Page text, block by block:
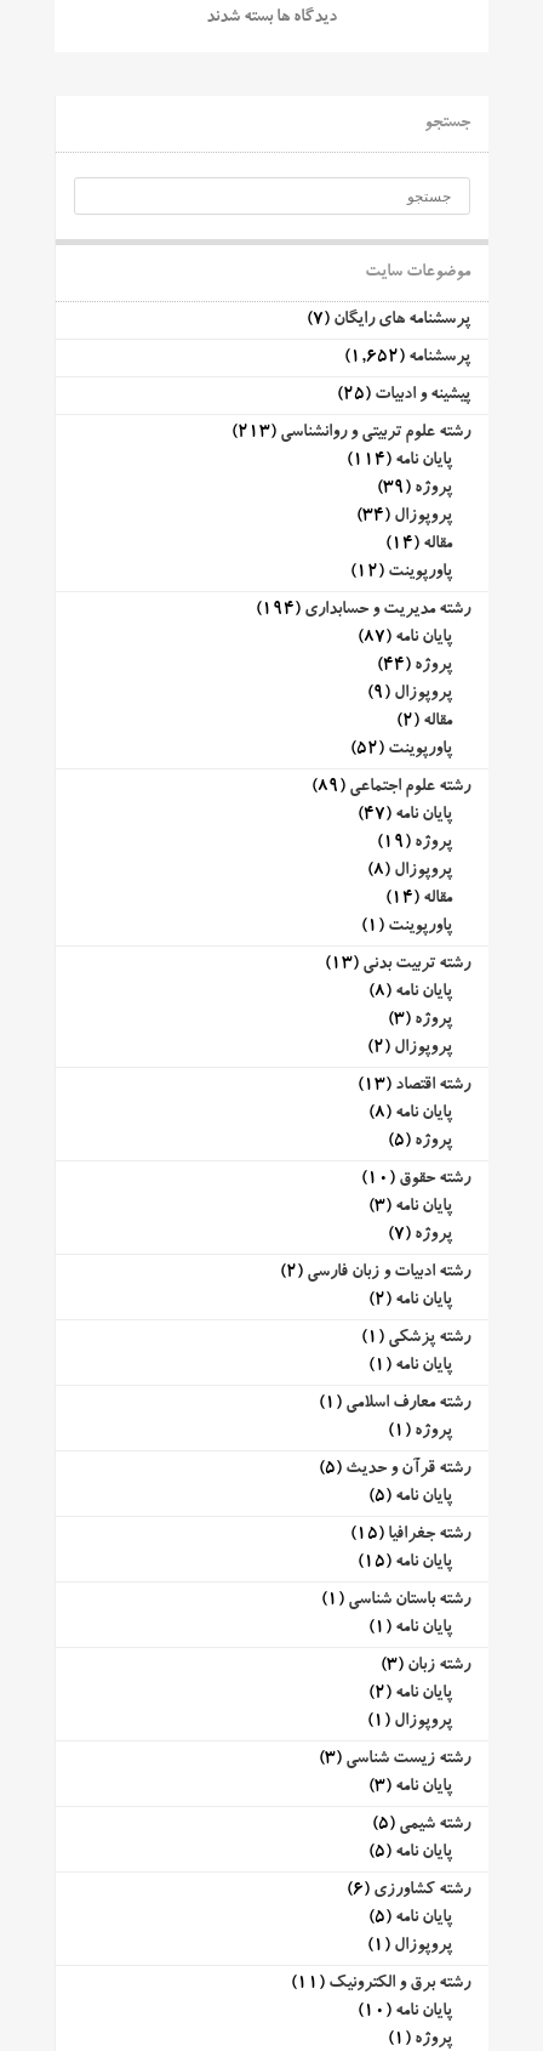
دیدگاه ها بسته شدند
جستجو
موضوعات سایت
پرسشنامه های رایگان (7)
پرسشنامه (1,652)
پیشینه و ادبیات (25)
رشته علوم تربیتی و روانشناسی (213)
پایان نامه (114)
پروژه (39)
پروپوزال (34)
مقاله (14)
پاورپوینت (12)
رشته مدیریت و حسابداری (194)
پایان نامه (87)
پروژه (44)
پروپوزال (9)
مقاله (2)
پاورپوینت (52)
رشته علوم اجتماعی (89)
پایان نامه (47)
پروژه (19)
پروپوزال (8)
مقاله (14)
پاورپوینت (1)
رشته تربیت بدنی (13)
پایان نامه (8)
پروژه (3)
پروپوزال (2)
رشته اقتصاد (13)
پایان نامه (8)
پروژه (5)
رشته حقوق (10)
پایان نامه (3)
پروژه (7)
رشته ادبیات و زبان فارسی (2)
پایان نامه (2)
رشته پزشکی (1)
پایان نامه (1)
رشته معارف اسلامی (1)
پروژه (1)
رشته قرآن و حدیث (5)
پایان نامه (5)
رشته جغرافیا (15)
پایان نامه (15)
رشته باستان شناسی (1)
پایان نامه (1)
رشته زبان (3)
پایان نامه (2)
پروپوزال (1)
رشته زیست شناسی (3)
پایان نامه (3)
رشته شیمی (5)
پایان نامه (5)
رشته کشاورزی (6)
پایان نامه (5)
پروپوزال (1)
رشته برق و الکترونیک (11)
پایان نامه (10)
پروژه (1)